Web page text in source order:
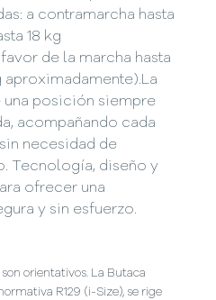
a contramarcha hasta
18 kg
de la marcha hasta
aproximadamente).La
posición siempre
acompañando cada
necesidad de
Tecnología, diseño y
ofrecer una
y sin esfuerzo.
orientativos. La Butaca
R129 (i-Size), se rige